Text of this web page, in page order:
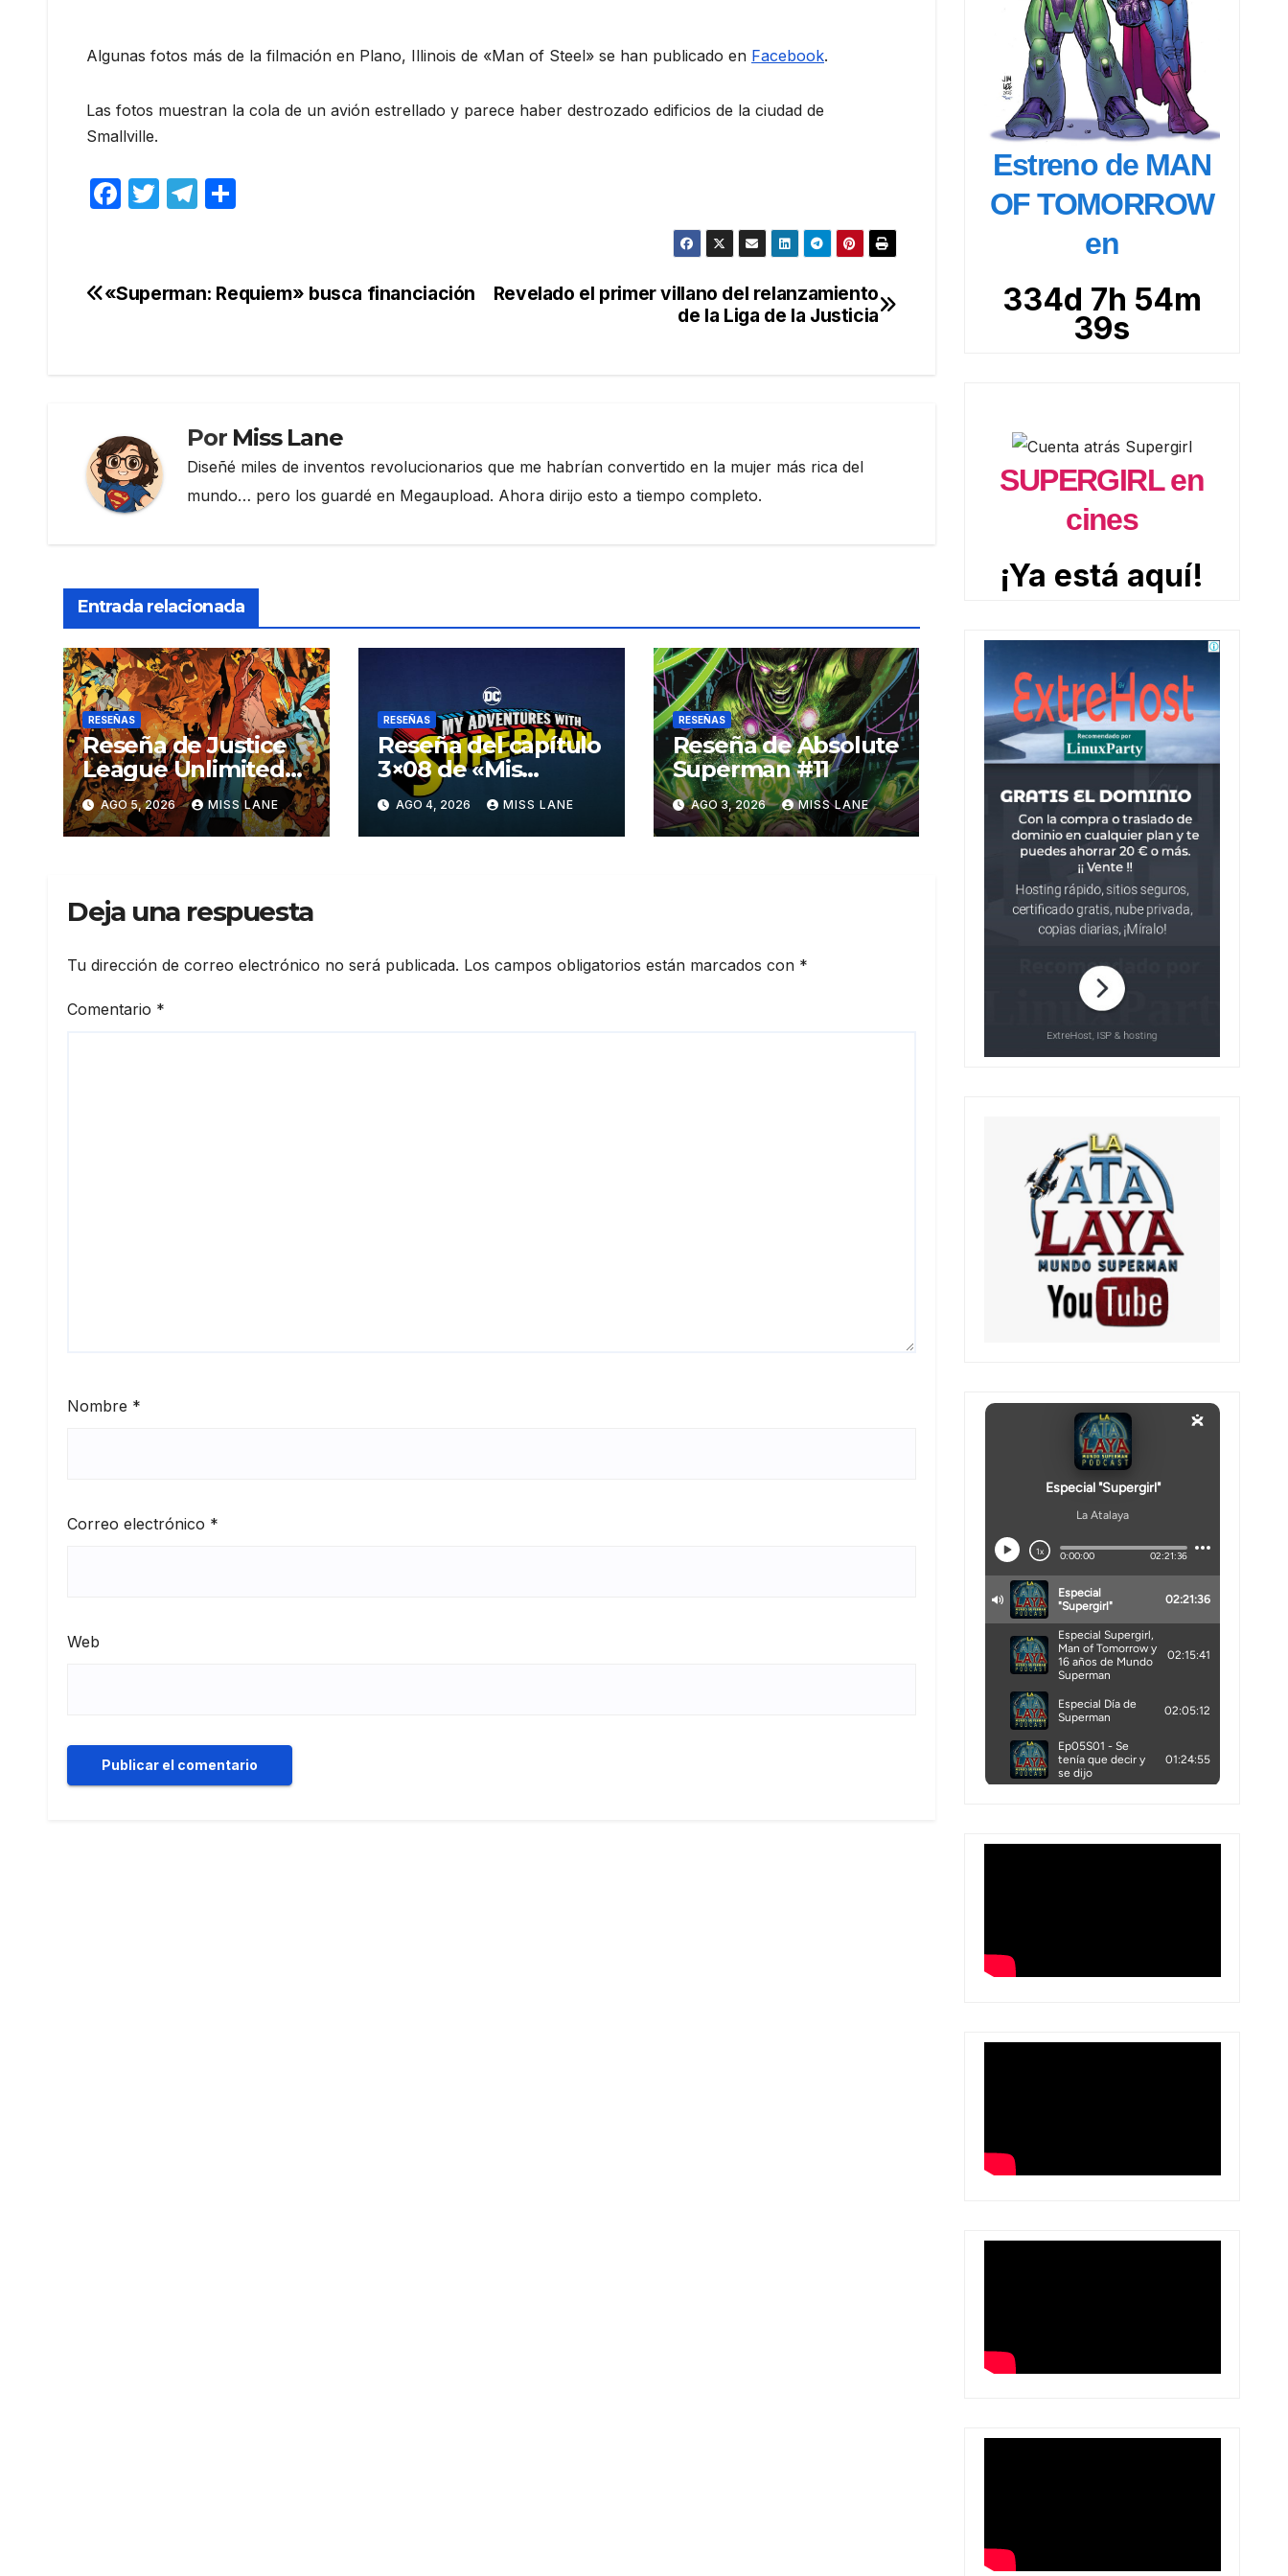
Algunas fotos más de la filmación en Plano, Illinois de «Man of Steel» se han publicado en Facebook.
Las fotos muestran la cola de un avión estrellado y parece haber destrozado edificios de la ciudad de
Smallville.
F
e
T
er
T
gr p
ar
Navegación
Revelado el primer villano del relanzamiento
de la Liga de la Justicia
«Superman: Requiem» busca financiación
Por Miss Lane
Diseñé miles de inventos revolucionarios que me habrían convertido en la mujer más rica del
mundo… pero los guardé en Megaupload. Ahora dirijo esto a tiempo completo.
Entrada relacionada
RESEÑAS
Reseña de Justice
League Unlimited
#11AGO 5, 2026 MISS LANE
RESEÑAS
Reseña del capítulo
3×08 de «Mis
aventuras con
Superman»
AGO 4, 2026 MISS LANE
RESEÑAS
Reseña de Absolute
Superman #11
AGO 3, 2026 MISS LANE
Deja una respuesta
Tu dirección de correo electrónico no será publicada. Los campos obligatorios están marcados con *
Comentario *
Nombre *
Correo electrónico *
Web
Estreno de MAN
OF TOMORROW
en
334d 7h 54m
38s
SUPERGIRL en
cines
¡Ya está aquí!